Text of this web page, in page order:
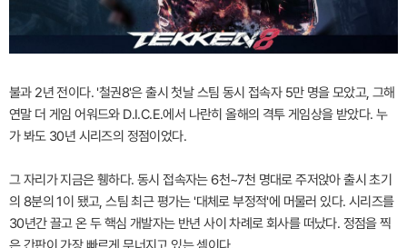
불과 2년 전이다. '철권8'은 출시 첫날 스팀 동시 접속자 5만 명을 모았고, 그해
연말 더 게임 어워드와 D.I.C.E.에서 나란히 올해의 격투 게임상을 받았다. 누
가 봐도 30년 시리즈의 정점이었다.
그 자리가 지금은 휑하다. 동시 접속자는 6천~7천 명대로 주저앉아 출시 초기
의 8분의 1이 됐고, 스팀 최근 평가는 '대체로 부정적'에 머물러 있다. 시리즈를
30년간 끌고 온 두 핵심 개발자는 반년 사이 차례로 회사를 떠났다. 정점을 찍